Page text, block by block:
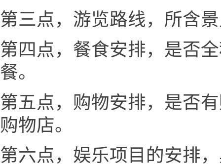
第三点，游览路线，所含
第四点，餐食安排，是否
餐。
第五点，购物安排，是否
购物店。
第六点，娱乐项目的安排